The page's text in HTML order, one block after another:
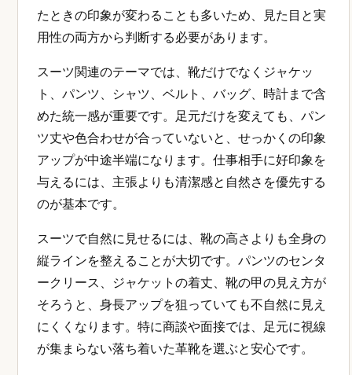
たときの印象が変わることも多いため、見た目と実
用性の両方から判断する必要があります。
スーツ関連のテーマでは、靴だけでなくジャケッ
ト、パンツ、シャツ、ベルト、バッグ、時計まで含
めた統一感が重要です。足元だけを変えても、パン
ツ丈や色合わせが合っていないと、せっかくの印象
アップが中途半端になります。仕事相手に好印象を
与えるには、主張よりも清潔感と自然さを優先する
のが基本です。
スーツで自然に見せるには、靴の高さよりも全身の
縦ラインを整えることが大切です。パンツのセンタ
ークリース、ジャケットの着丈、靴の甲の見え方が
そろうと、身長アップを狙っていても不自然に見え
にくくなります。特に商談や面接では、足元に視線
が集まらない落ち着いた革靴を選ぶと安心です。